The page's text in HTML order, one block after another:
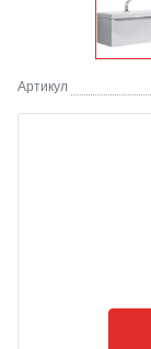
Артикул